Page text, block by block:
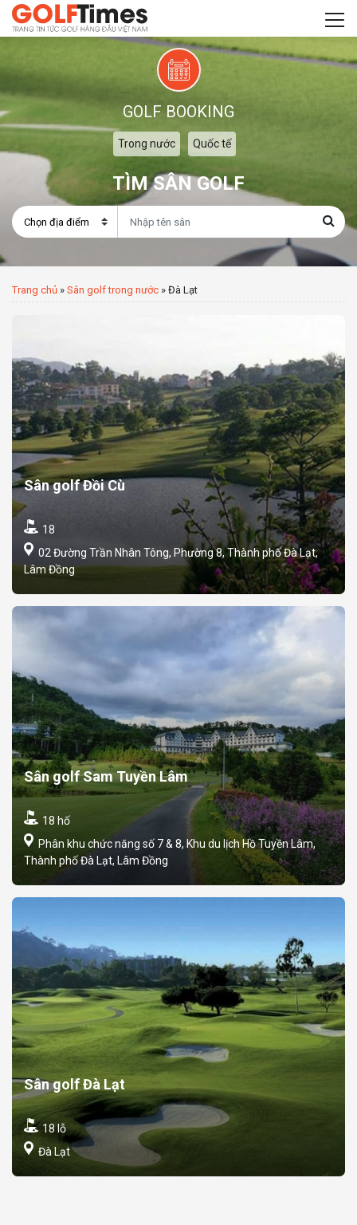
GOLF BOOKING
Trong nước Quốc tế
TÌM SÂN GOLF
Trang chủ » Sân golf trong nước » Đà Lạt
Sân golf Đồi Cù
18
02 Đường Trần Nhân Tông, Phường 8, Thành phố Đà Lạt,
Lâm Đồng
Sân golf Sam Tuyền Lâm
18 hố
Phân khu chức năng số 7 & 8, Khu du lịch Hồ Tuyền Lâm,
Thành phố Đà Lạt, Lâm Đồng
Sân golf Đà Lạt
18 lỗ
Đà Lạt